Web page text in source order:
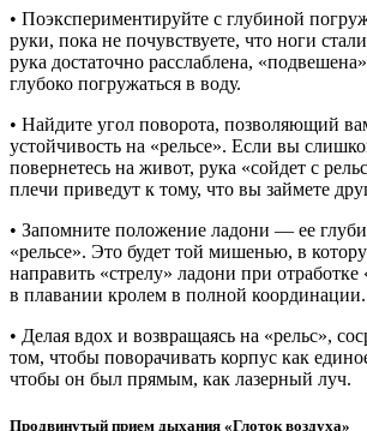
• Поэкспериментируйте с глубиной
руки, пока не почувствуете, что ноги
рука достаточно расслаблена,
глубоко погружаться в воду.
• Найдите угол поворота, позволяющий
устойчивость на «рельсе». Если вы
повернетесь на живот, рука «сойдет с
плечи приведут к тому, что вы займете
• Запомните положение ладони — ее
«рельсе». Это будет той мишенью, в
направить «стрелу» ладони при
в плавании кролем в полной координации.
• Делая вдох и возвращаясь на «рельс»,
том, чтобы поворачивать корпус как
чтобы он был прямым, как лазерный луч.
Продвинутый прием дыхания «Глоток воздуха»